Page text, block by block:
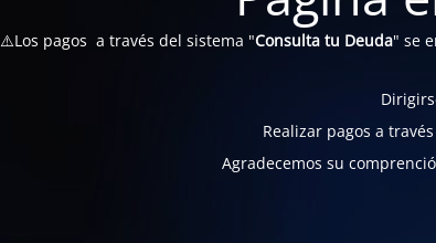
⚠️Los pagos a través del sistema "Consulta tu Deuda" se
Realizar pagos a
Agradecemos su